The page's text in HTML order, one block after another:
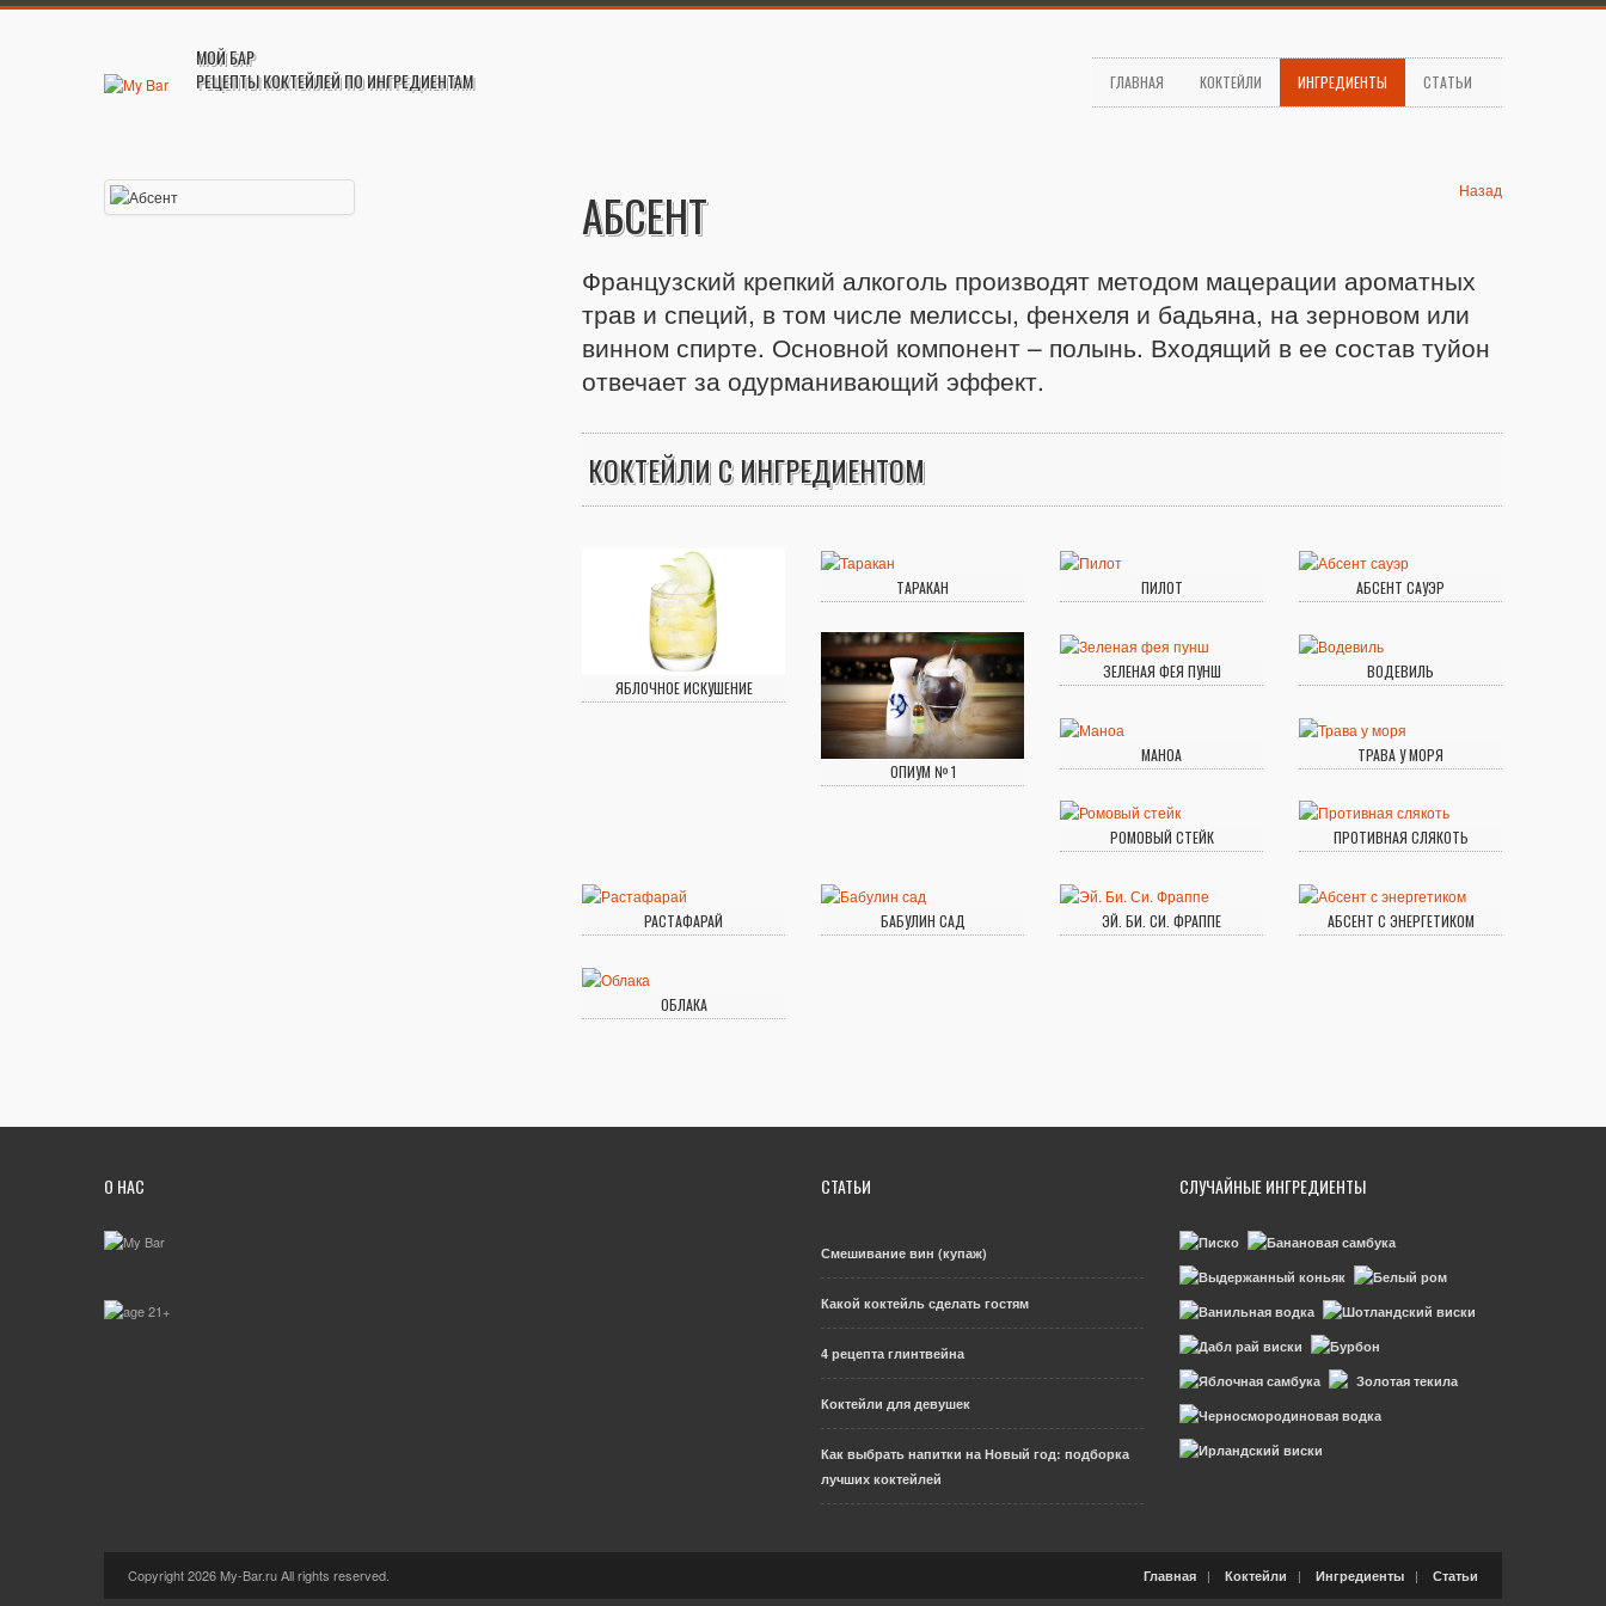
МОЙ БАР
РЕЦЕПТЫ КОКТЕЙЛЕЙ ПО ИНГРЕДИЕНТАМ
ГЛАВНАЯ КОКТЕЙЛИ ИНГРЕДИЕНТЫ СТАТЬИ
Назад
АБСЕНТ
Французский крепкий алкоголь производят методом мацерации ароматных
трав и специй, в том числе мелиссы, фенхеля и бадьяна, на зерновом или
винном спирте. Основной компонент – полынь. Входящий в ее состав туйон
отвечает за одурманивающий эффект.
КОКТЕЙЛИ С ИНГРЕДИЕНТОМ
ЯБЛОЧНОЕ ИСКУШЕНИЕ
ТАРАКАН ПИЛОТ АБСЕНТ САУЭР
ОПИУМ № 1
ЗЕЛЕНАЯ ФЕЯ ПУНШ ВОДЕВИЛЬ
МАНОА ТРАВА У МОРЯ
РОМОВЫЙ СТЕЙК ПРОТИВНАЯ СЛЯКОТЬ
РАСТАФАРАЙ БАБУЛИН САД ЭЙ. БИ. СИ. ФРАППЕ АБСЕНТ С ЭНЕРГЕТИКОМ
ОБЛАКА
О НАС СТАТЬИ
Смешивание вин (купаж)
Какой коктейль сделать гостям
4 рецепта глинтвейна
Коктейли для девушек
Как выбрать напитки на Новый год: подборка
лучших коктейлей
СЛУЧАЙНЫЕ ИНГРЕДИЕНТЫ
Copyright 2026 My-Bar.ru All rights reserved. Главная | Коктейли | Ингредиенты | Статьи